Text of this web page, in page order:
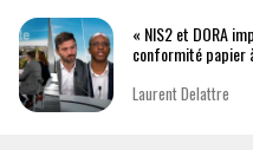
« NIS2 et DORA
conformité papier
Laurent Delattre